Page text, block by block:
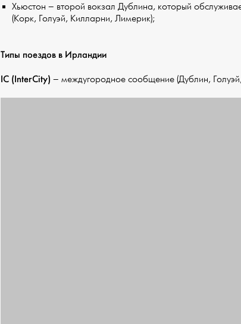
Хьюстон – второй вокзал Дублина, который
(Корк, Голуэй, Килларни, Лимерик);
Типы поездов в Ирландии
IC (InterCity) – междугородное сообщение (Дублин,